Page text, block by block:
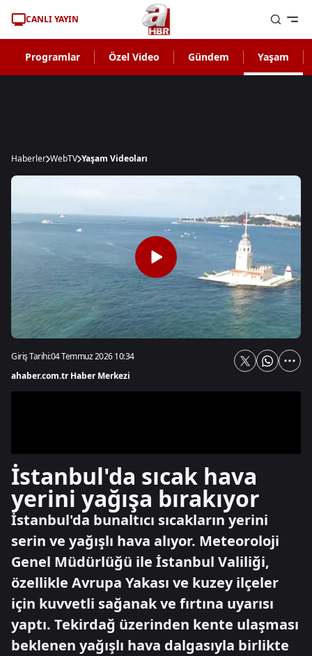
CANLI YAYIN
Programlar Özel Video Gündem Yaşam
Haberler WebTV Yaşam Videoları
Giriş Tarihi:04 Temmuz 2026 10:34
ahaber.com.tr Haber Merkezi
İstanbul'da sıcak hava
yerini yağışa bırakıyor
İstanbul'da bunaltıcı sıcakların yerini
serin ve yağışlı hava alıyor. Meteoroloji
Genel Müdürlüğü ile İstanbul Valiliği,
özellikle Avrupa Yakası ve kuzey ilçeler
için kuvvetli sağanak ve fırtına uyarısı
yaptı. Tekirdağ üzerinden kente ulaşması
beklenen yağışlı hava dalgasıyla birlikte